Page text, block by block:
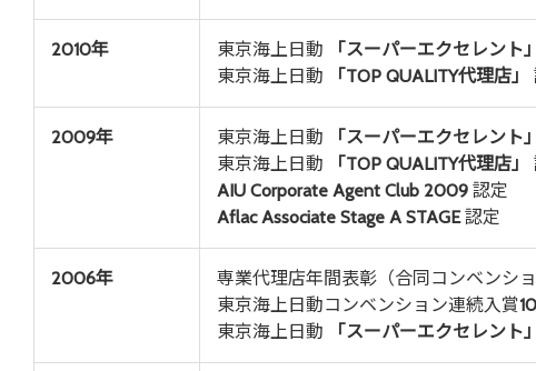
2010年 東京海上日動 「スーパーエクセレント」
東京海上日動
「TOP QUALITY代理店」
2009年 東京海上日動 「スーパーエクセレント」
東京海上日動
「TOP QUALITY代理店」
AIU Corporate Agent Club 2009 認定
Aflac Associate Stage A STAGE認定
2006年
専業代理店年間表彰（合同コンベンシ
東京海上日動コンベンション連続入賞
東京海上日動
「スーパーエクセレント